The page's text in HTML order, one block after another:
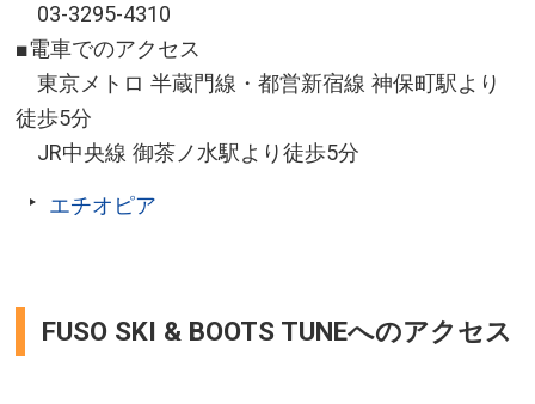
03-3295-4310
■電車でのアクセス
東京メトロ 半蔵門線・都営新宿線 神保町駅より
徒歩5分
JR中央線 御茶ノ水駅より徒歩5分
エチオピア
FUSO SKI & BOOTS TUNEへのアクセス